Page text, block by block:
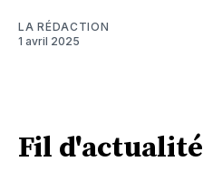
LA RÉDACTION
1 avril 2025
Fil d'actualité